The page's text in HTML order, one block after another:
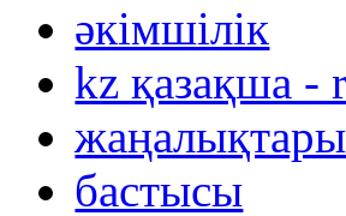
әкімшілік
kz қазақша -
жаңалықтары
бастысы